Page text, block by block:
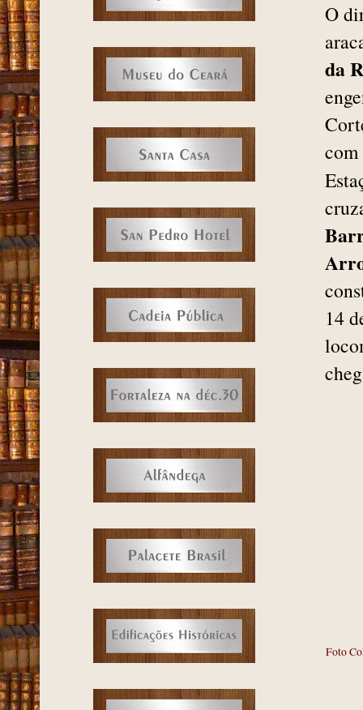
O
da
14
Foto